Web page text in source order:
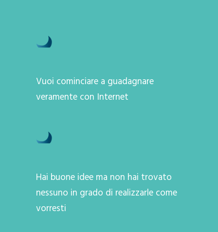
Vuoi cominciare a guadagnare
veramente con Internet
Hai buone idee ma non hai trovato
nessuno in grado di realizzarle come
vorresti